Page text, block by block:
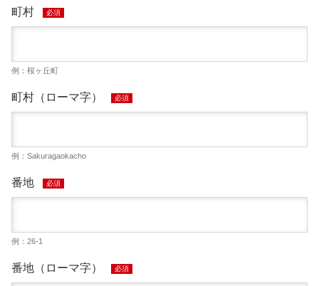
町村 必須
例：桜ヶ丘町
町村（ローマ字） 必須
例：Sakuragaokacho
番地 必須
例：26-1
番地（ローマ字） 必須